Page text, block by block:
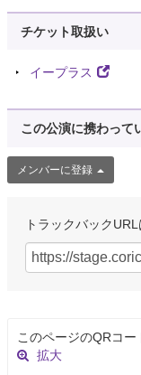
チケット取扱い
イープラス
この公演に携わって
メンバーに登録
トラックバック
このページのQRコー
拡大